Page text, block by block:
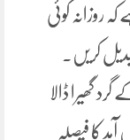
روزانہ کوئی
کریں۔
گھیرا ڈالا
کا فیصلہ